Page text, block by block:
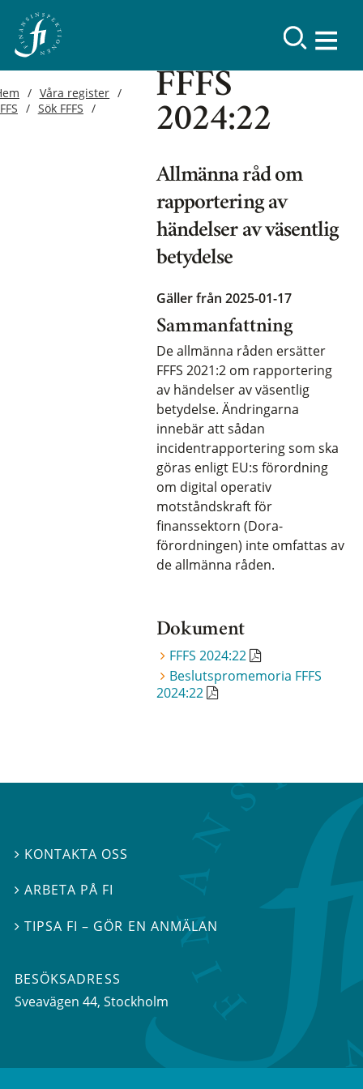
Våra register
Sök FFFS
FFFS
2024:22
Allmänna råd om
rapportering av
händelser av väsentlig
betydelse
Gäller från 2025-01-17
Sammanfattning
De allmänna råden ersätter
FFFS 2021:2 om rapportering
av händelser av väsentlig
betydelse. Ändringarna
innebär att sådan
incidentrapportering som ska
göras enligt EU:s förordning
om digital operativ
motståndskraft för
finanssektorn (Dora-
förordningen) inte omfattas av
de allmänna råden.
Dokument
FFFS 2024:22
Beslutspromemoria FFFS
2024:22
 KONTAKTA OSS
ARBETA PÅ FI
TIPSA FI – GÖR EN ANMÄLAN
BESÖKSADRESS
Sveavägen 44, Stockholm